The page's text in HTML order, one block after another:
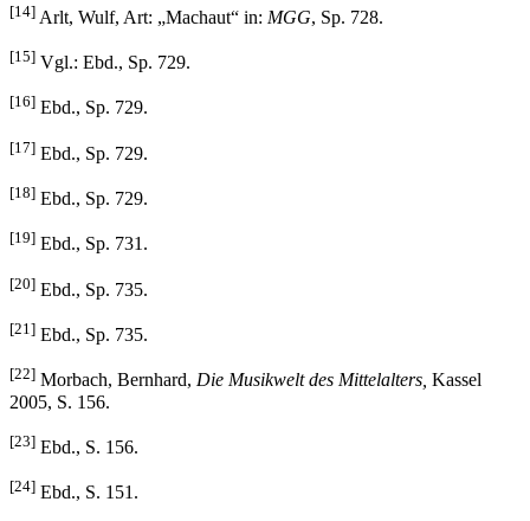
[14] Arlt, Wulf, Art: „Machaut“ in: MGG, Sp. 728.
[15] Vgl.: Ebd., Sp. 729.
[16] Ebd., Sp. 729.
[17] Ebd., Sp. 729.
[18] Ebd., Sp. 729.
[19] Ebd., Sp. 731.
[20] Ebd., Sp. 735.
[21] Ebd., Sp. 735.
[22] Morbach, Bernhard, Die Musikwelt des Mittelalters, Kassel
2005, S. 156.
[23] Ebd., S. 156.
[24] Ebd., S. 151.